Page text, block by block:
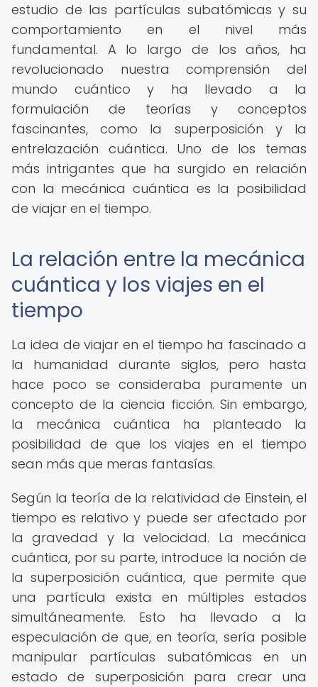
estudio de las partículas subatómicas y su
comportamiento en el nivel más
fundamental. A lo largo de los años, ha
revolucionado nuestra comprensión del
mundo cuántico y ha llevado a la
formulación de teorías y conceptos
fascinantes, como la superposición y la
entrelazación cuántica. Uno de los temas
más intrigantes que ha surgido en relación
con la mecánica cuántica es la posibilidad
de viajar en el tiempo.
La relación entre la mecánica
cuántica y los viajes en el
tiempo
La idea de viajar en el tiempo ha fascinado a
la humanidad durante siglos, pero hasta
hace poco se consideraba puramente un
concepto de la ciencia ficción. Sin embargo,
la mecánica cuántica ha planteado la
posibilidad de que los viajes en el tiempo
sean más que meras fantasías.
Según la teoría de la relatividad de Einstein, el
tiempo es relativo y puede ser afectado por
la gravedad y la velocidad. La mecánica
cuántica, por su parte, introduce la noción de
la superposición cuántica, que permite que
una partícula exista en múltiples estados
simultáneamente. Esto ha llevado a la
especulación de que, en teoría, sería posible
manipular partículas subatómicas en un
estado de superposición para crear una